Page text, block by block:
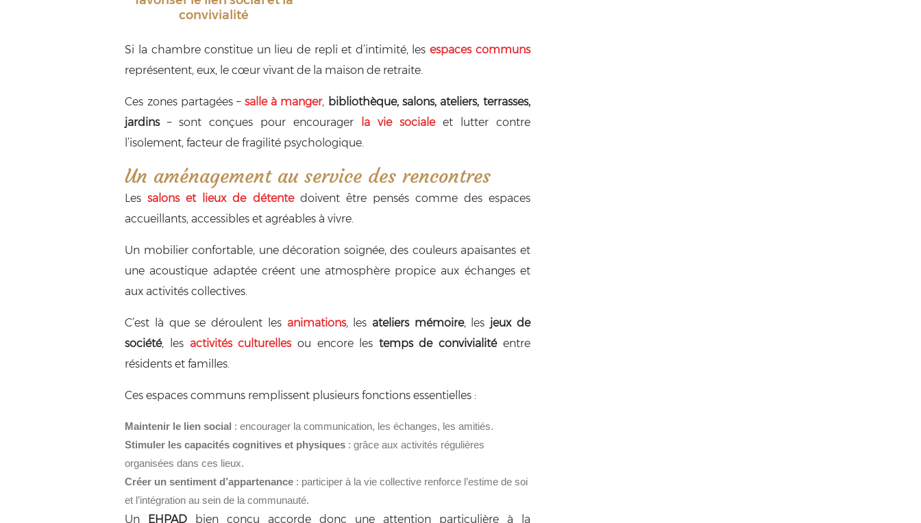
convivialité
Si la chambre constitue un lieu de repli et d’intimité, lesespaces communs
représentent, eux, le cœur vivant de la maison de retraite.
Ces zones partagées – salle à manger, bibliothèque, salons, ateliers, terrasses,
jardins– sont conçues pour encourager la vie socialeet lutter contre
l’isolement, facteur de fragilité psychologique.
Un aménagement au service des rencontres
Lessalons et lieux de détentedoivent être pensés comme des espaces
accueillants, accessibles et agréables à vivre.
Un mobilier confortable, une décoration soignée, des couleurs apaisantes et
une acoustique adaptée créent une atmosphère propice aux échanges et
aux activités collectives.
C’est là que se déroulent les animations, les ateliers mémoire, les jeux de
société, les activités culturellesou encore les temps de convivialitéentre
résidents et familles.
Ces espaces communs remplissent plusieurs fonctions essentielles :
Maintenir le lien social : encourager la communication, les échanges, les amitiés.
Stimuler les capacités cognitives et physiques : grâce aux activités régulières
organisées dans ces lieux.
Créer un sentiment d’appartenance : participer à la vie collective renforce l’estime de soi
et l’intégration au sein de la communauté.
Un EHPAD bien conçu accorde donc une attention particulière à la